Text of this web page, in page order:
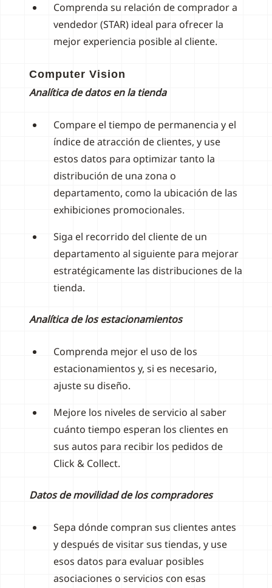
Comprenda su relación de comprador a
vendedor (STAR) ideal para ofrecer la
mejor experiencia posible al cliente.
Computer Vision
Analítica de datos en la tienda
Compare el tiempo de permanencia y el
índice de atracción de clientes, y use
estos datos para optimizar tanto la
distribución de una zona o
departamento, como la ubicación de las
exhibiciones promocionales.
Siga el recorrido del cliente de un
departamento al siguiente para mejorar
estratégicamente las distribuciones de la
tienda.
Analítica de los estacionamientos
Comprenda mejor el uso de los
estacionamientos y, si es necesario,
ajuste su diseño.
Mejore los niveles de servicio al saber
cuánto tiempo esperan los clientes en
sus autos para recibir los pedidos de
Click & Collect.
Datos de movilidad de los compradores
Sepa dónde compran sus clientes antes
y después de visitar sus tiendas, y use
esos datos para evaluar posibles
asociaciones o servicios con esas